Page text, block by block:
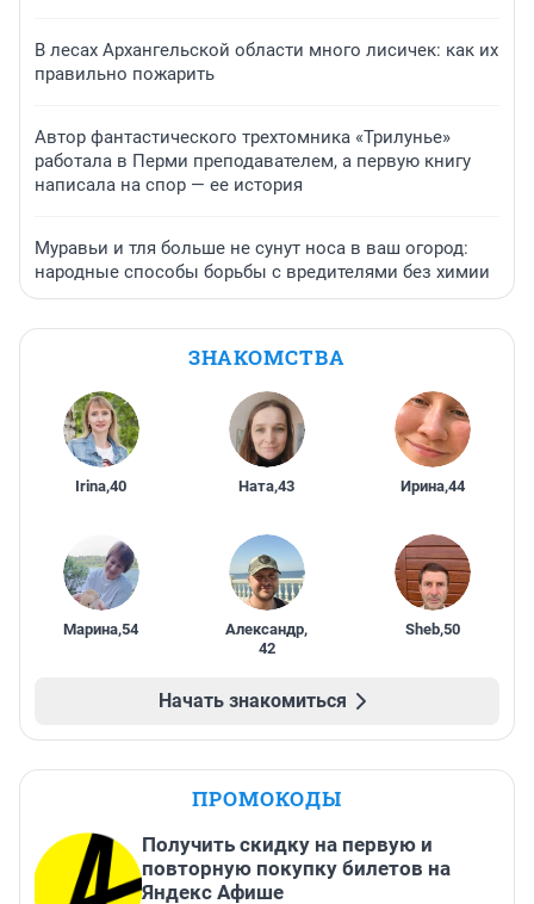
В лесах Архангельской области много лисичек: как их
правильно пожарить
Автор фантастического трехтомника «Трилунье»
работала в Перми преподавателем, а первую книгу
написала на спор — ее история
Муравьи и тля больше не сунут носа в ваш огород:
народные способы борьбы с вредителями без химии
ЗНАКОМСТВА
Irina,40 Ната,43 Ирина,44
Марина,54 Александр,
42
Sheb,50
Начать знакомиться
ПРОМОКОДЫ
Получить скидку на первую и
повторную покупку билетов на
Яндекс Афише